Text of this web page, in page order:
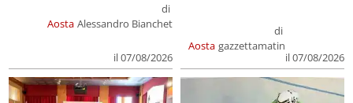
Aosta
di
Alessandro Bianchet
il 07/08/2026
Aosta
di
gazzettamatin
il 07/08/2026